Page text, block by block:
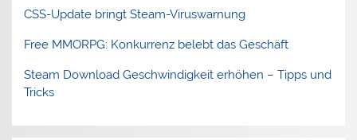
CSS-Update bringt Steam-Viruswarnung
Free MMORPG: Konkurrenz belebt das Geschäft
Steam Download Geschwindigkeit erhöhen – Tipps und
Tricks